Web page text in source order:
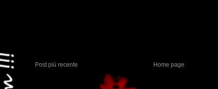
Post più recente Home page